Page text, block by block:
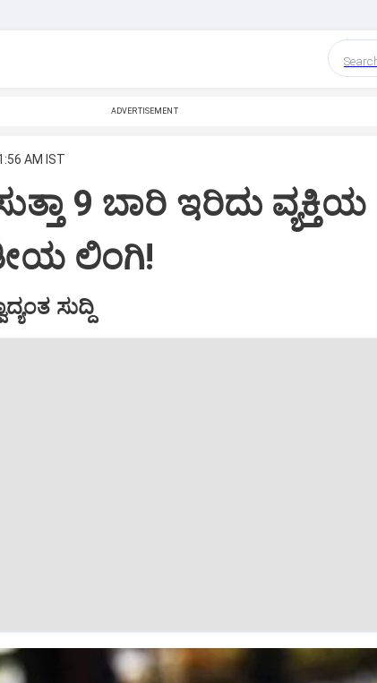
ADVERTISEMENT
AM IST
9 ಬಾರಿ ಇರಿದು ವ್ಯಕ್ತಿಯ
ಲಿಂಗಿ!
ಸುದ್ದಿ